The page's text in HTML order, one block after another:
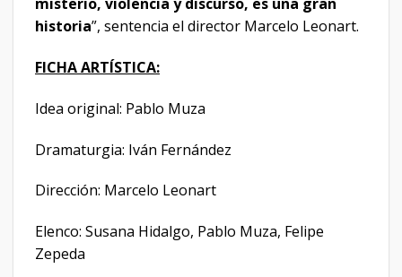
historia”, sentencia el director Marcelo Leonart.
FICHA ARTÍSTICA:
Idea original: Pablo Muza
Dramaturgia: Iván Fernández
Dirección: Marcelo Leonart
Elenco: Susana Hidalgo, Pablo Muza, Felipe
Zepeda